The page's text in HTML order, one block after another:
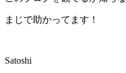
まじで助かってます！
Satoshi